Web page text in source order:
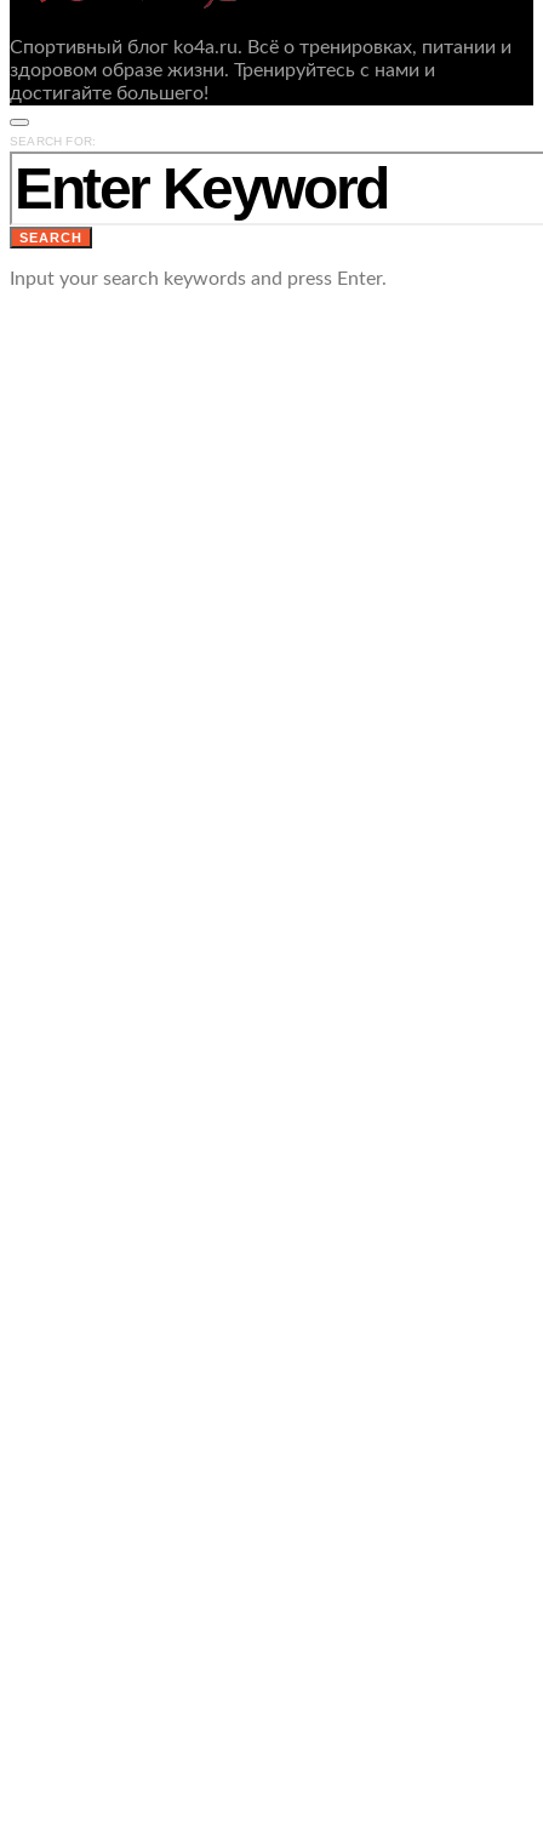
Спортивный блог ko4a.ru. Всё о тренировках, питании и
здоровом образе жизни. Тренируйтесь с нами и
достигайте большего!
SEARCH FOR:
SEARCH
Input your search keywords and press Enter.